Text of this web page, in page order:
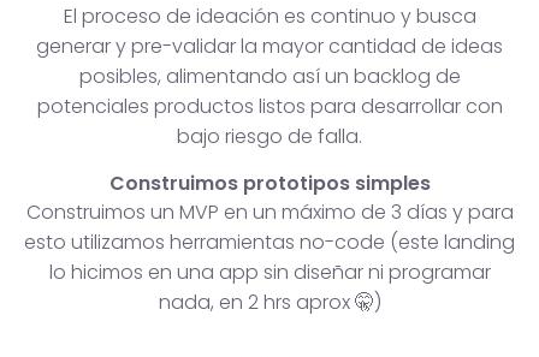
El proceso de ideación es continuo y busca
generar y pre-validar la mayor cantidad de ideas
posibles, alimentando así un backlog de
potenciales productos listos para desarrollar con
bajo riesgo de falla.
Construimos prototipos simples
Construimos un MVP en un máximo de 3 días y para
esto utilizamos herramientas no-code (este landing
lo hicimos en una app sin diseñar ni programar
nada, en 2 hrs aprox 🤫)